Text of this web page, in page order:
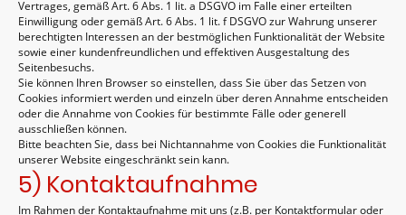
Vertrages, gemäß Art. 6 Abs. 1 lit. a DSGVO im Falle einer erteilten
Einwilligung oder gemäß Art. 6 Abs. 1 lit. f DSGVO zur Wahrung unserer
berechtigten Interessen an der bestmöglichen Funktionalität der Website
sowie einer kundenfreundlichen und effektiven Ausgestaltung des
Seitenbesuchs.
Sie können Ihren Browser so einstellen, dass Sie über das Setzen von
Cookies informiert werden und einzeln über deren Annahme entscheiden
oder die Annahme von Cookies für bestimmte Fälle oder generell
ausschließen können.
Bitte beachten Sie, dass bei Nichtannahme von Cookies die Funktionalität
unserer Website eingeschränkt sein kann.
5) Kontaktaufnahme
Im Rahmen der Kontaktaufnahme mit uns (z.B. per Kontaktformular oder